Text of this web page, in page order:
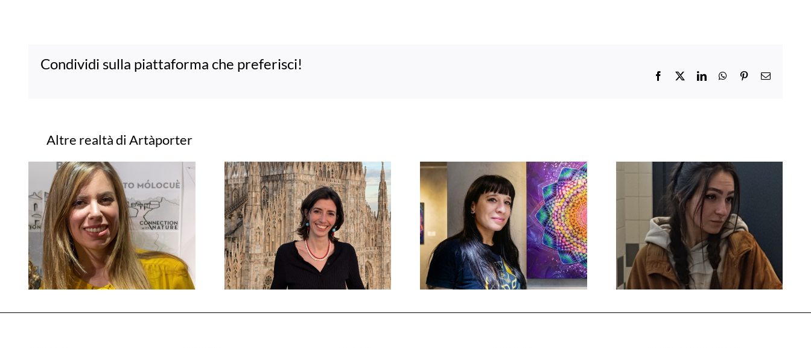
Condividi sulla piattaforma che preferisci!
Facebook
X LinkedInWhatsApp
PinterestEmail
Progetti correlati